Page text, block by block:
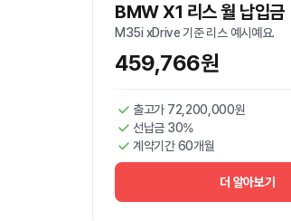
BMW X1 리스 월 납입금
M35i xDrive 기준 리스 예시예요.
459,766원
출고가 72,200,000원
선납금 30%
계약기간 60개월
더 알아보기